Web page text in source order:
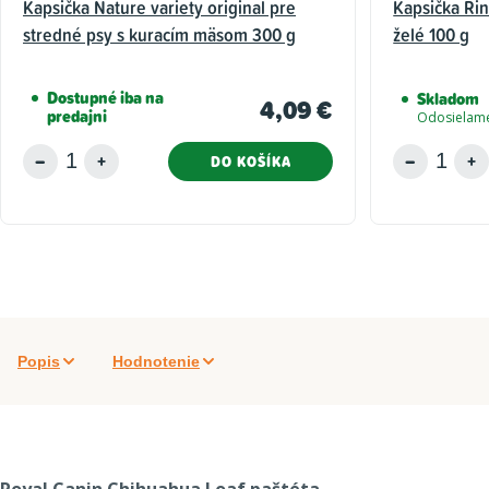
Kapsička Nature variety original pre
stredné psy s kuracím mäsom 300 g
Dostupné iba na
predajni 4,09 €
DO KOŠÍKA
Kapsička
želé 100 g
Skladom
Popis Hodnotenie